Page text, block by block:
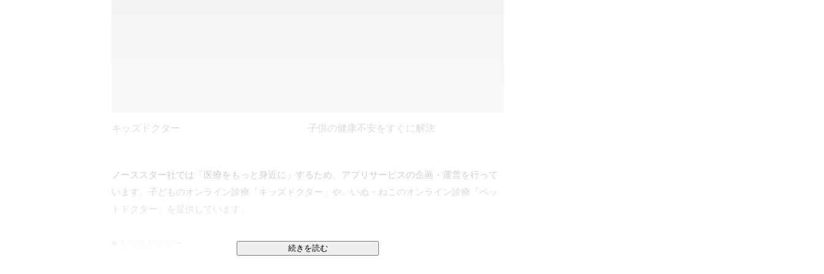
キッズドクター 子供の健康不安をすぐに解決
ノーススター社では「医療をもっと身近に」するため、アプリサービスの企画・運営を行って
います。子どものオンライン診療「キッズドクター」や、いぬ・ねこのオンライン診療「ペッ
トドクター」を提供しています。
続きを読む